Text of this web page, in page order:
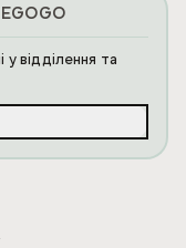
відділення та